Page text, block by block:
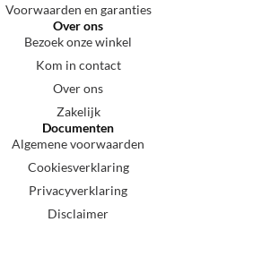
Voorwaarden en garanties
Over ons
Bezoek onze winkel
Kom in contact
Over ons
Zakelijk
Documenten
Algemene voorwaarden
Cookiesverklaring
Privacyverklaring
Disclaimer